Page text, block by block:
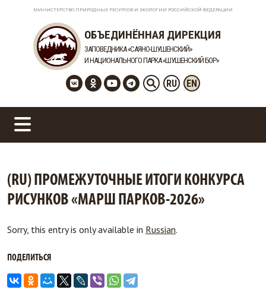
МИНИСТЕРСТВО ПРИРОДНЫХ РЕСУРСОВ И ЭКОЛОГИИ РОССИЙСКОЙ ФЕДЕРАЦИИ
ОБЪЕДИНЁННАЯ ДИРЕКЦИЯ
ЗАПОВЕДНИКА «САЯНО-ШУШЕНСКИЙ»
И НАЦИОНАЛЬНОГО ПАРКА «ШУШЕНСКИЙ БОР»
RU EN
(RU) ПРОМЕЖУТОЧНЫЕ ИТОГИ КОНКУРСА
РИСУНКОВ «МАРШ ПАРКОВ-2026»
Sorry, this entry is only available in Russian.
ПОДЕЛИТЬСЯ